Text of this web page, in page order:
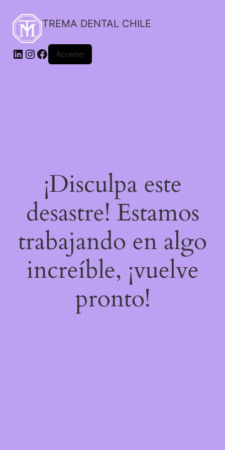
TREMA DENTAL CHILE
Acceder
¡Disculpa este
desastre! Estamos
trabajando en algo
increíble, ¡vuelve
pronto!